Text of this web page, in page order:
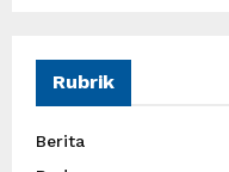
Rubrik
Berita